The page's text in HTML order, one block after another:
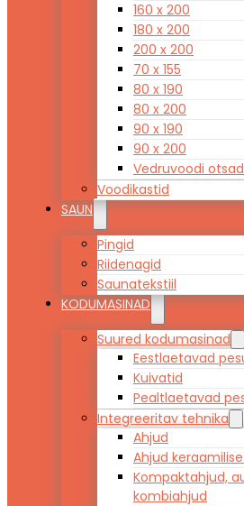
160 x 200
180 x 200
200 x 200
70 x 155
80 x 190
80 x 200
90 x 190
90 x 200
Vedruvoodi otsad
Voodikastid
SAUN
Pingid
Riidenagid
Saunatekstiil
KODUMASINAD
Suured kodumasinad
Eestlaetavad
Kuivatid
Pealtlaetavad
Integreeritav tehnika
Ahjud
Ahjud
Kompaktahjud,
kombiahjud